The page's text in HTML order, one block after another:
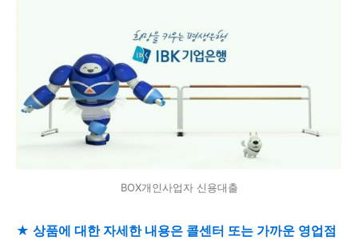
BOX개인사업자 신용대출
★ 상품에 대한 자세한 내용은 콜센터 또는 가까운 영업점